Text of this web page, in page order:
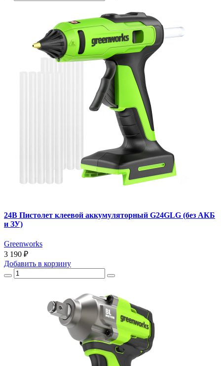
24В Пистолет клеевой аккумуляторный G24GLG (без АКБ
и ЗУ)
Greenworks
3 190 ₽
Добавить в корзину